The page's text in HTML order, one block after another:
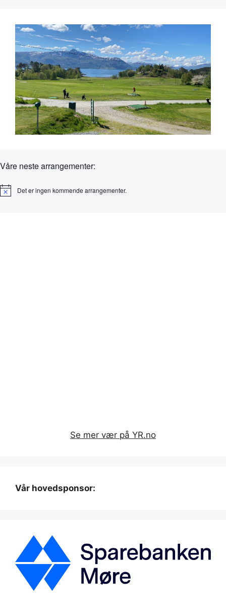
Våre neste arrangementer:
M
Det er ingen kommende arrangementer.
Se mer vær på YR.no
Vår hovedsponsor: